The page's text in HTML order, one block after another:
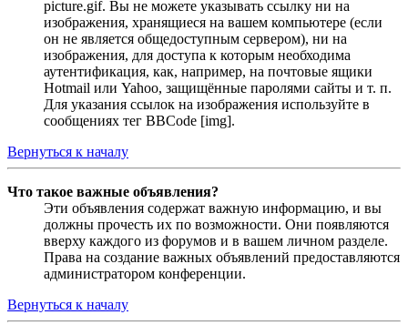
picture.gif. Вы не можете указывать ссылку ни на
изображения, хранящиеся на вашем компьютере (если
он не является общедоступным сервером), ни на
изображения, для доступа к которым необходима
аутентификация, как, например, на почтовые ящики
Hotmail или Yahoo, защищённые паролями сайты и т. п.
Для указания ссылок на изображения используйте в
сообщениях тег BBCode [img].
Вернуться к началу
Что такое важные объявления?
Эти объявления содержат важную информацию, и вы
должны прочесть их по возможности. Они появляются
вверху каждого из форумов и в вашем личном разделе.
Права на создание важных объявлений предоставляются
администратором конференции.
Вернуться к началу